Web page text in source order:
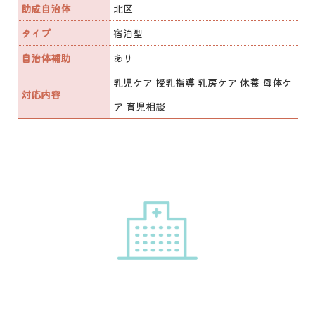
助成自治体
北区
タイプ
宿泊型
自治体補助
あり
対応内容
乳児ケア 授乳指導 乳房ケア 休養 母体ケ
ア 育児相談